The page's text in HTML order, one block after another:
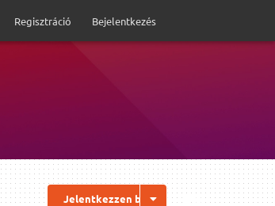
Regisztráció Bejelentkezés
Jelentkezzen be a válaszhoz